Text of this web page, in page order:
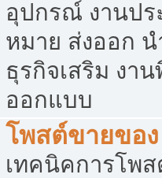
อุปกรณ์ งานป
หมาย ส่งออก น
ธุรกิจเสริม งา
ออกแบบ
โพสต์ขายของ
เทคนิคการโพ